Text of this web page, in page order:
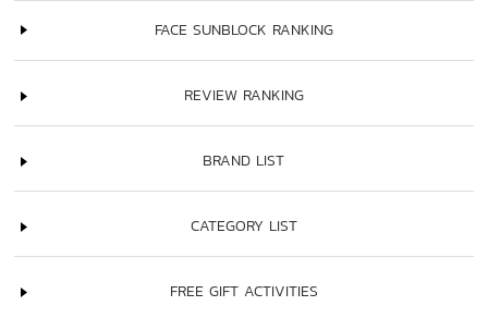
FACE SUNBLOCK RANKING
REVIEW RANKING
BRAND LIST
CATEGORY LIST
FREE GIFT ACTIVITIES